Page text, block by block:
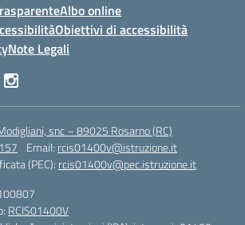
Albo online
Obiettivi di accessibilità
Note Legali
snc – 89025 Rosarno (RC)
Email: rcis01400v@istruzione.it
(PEC): rcis01400v@pec.istruzione.it
RCIS01400V